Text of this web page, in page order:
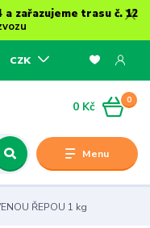
a zařazujeme trasu č. 12
Menu
CZK
0
0 Kč
ŘEPOU 1 kg